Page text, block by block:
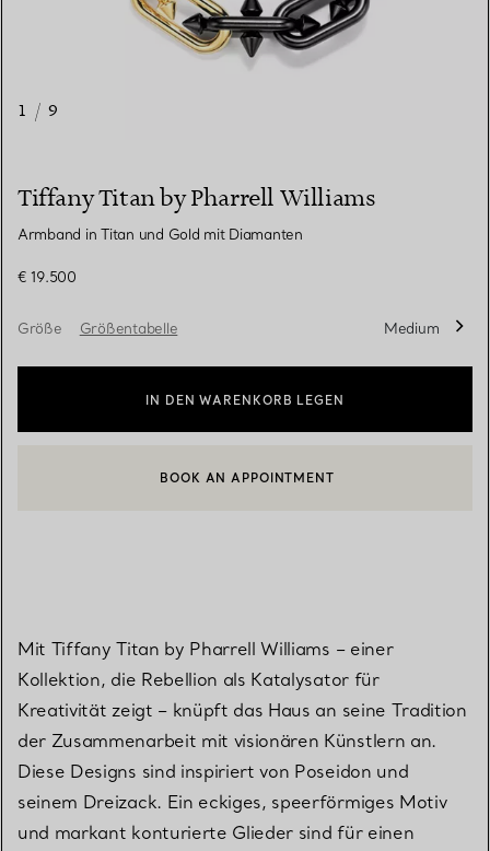
1 / 9
Tiffany Titan by Pharrell Williams
Armband in Titan und Gold mit Diamanten
€ 19.500
Größe Größentabelle Medium
IN DEN WARENKORB LEGEN
EINEN KUNDENBERATER KONTAKTIEREN ODER EINEN
BOOK AN APPOINTMENT
Mit Tiffany Titan by Pharrell Williams – einer
Kollektion, die Rebellion als Katalysator für
Kreativität zeigt – knüpft das Haus an seine Tradition
der Zusammenarbeit mit visionären Künstlern an.
Diese Designs sind inspiriert von Poseidon und
seinem Dreizack. Ein eckiges, speerförmiges Motiv
und markant konturierte Glieder sind für einen